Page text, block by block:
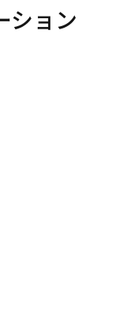
ション